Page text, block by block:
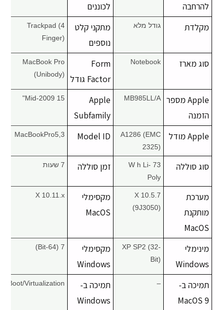
להרחבה
לכוננים
מקלדת גודל מלא
מתקני קלט
נוספים
Trackpad (4
Finger)
סוג מארז Notebook
Form
Factor גודל
MacBook Pro
(Unibody)
Apple מספר
הזמנה
MB985LL/A
Apple
Subfamily
Mid-2009 15"
Apple מודל
A1286 (EMC
2325)
Model ID
MacBookPro5,3
סוג סוללה
73 W h Li-
Poly
זמן סוללה 7 שעות
מערכת
מותקנת
MacOS
X 10.5.7
(9J3050)
מקסימלי
MacOS
X 10.11.x
מינימלי
Windows
XP SP2 (32-
Bit)
מקסימלי
Windows
7 (64-Bit)
תמיכה ב-
MacOS 9
–
תמיכה ב-
Windows
Boot/Virtualization